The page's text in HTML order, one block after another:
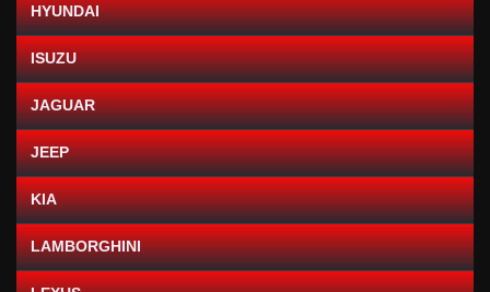
HYUNDAI
ISUZU
JAGUAR
JEEP
KIA
LAMBORGHINI